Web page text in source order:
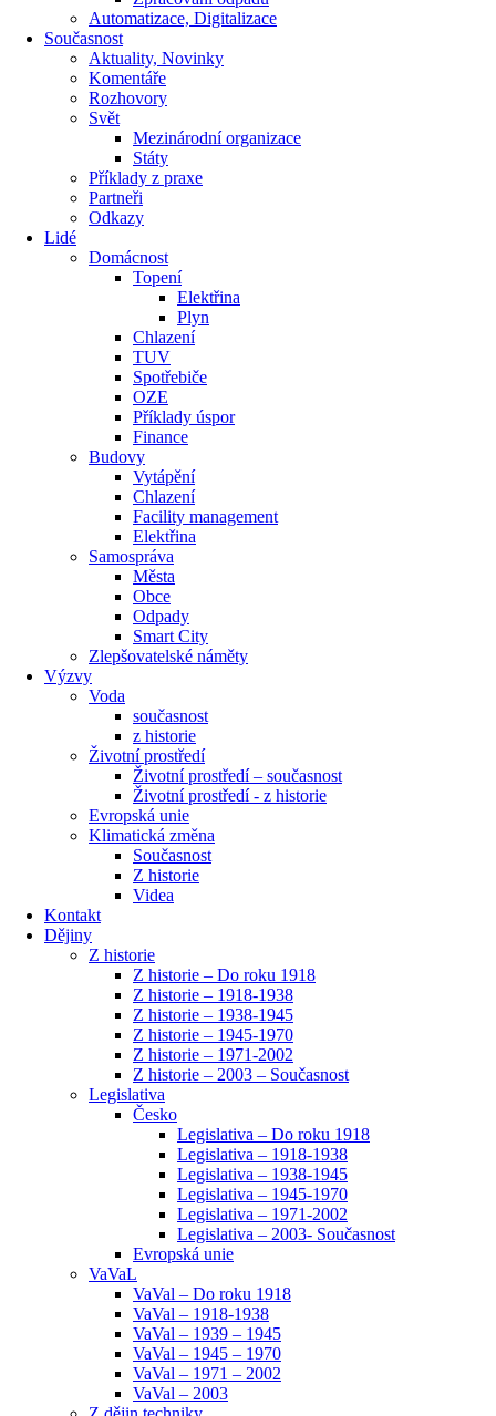
Automatizace, Digitalizace
Současnost
Aktuality, Novinky
Komentáře
Rozhovory
Svět
Mezinárodní organizace
Státy
Příklady z praxe
Partneři
Odkazy
Lidé
Domácnost
Topení
Elektřina
Plyn
Chlazení
TUV
Spotřebiče
OZE
Příklady úspor
Finance
Budovy
Vytápění
Chlazení
Facility management
Elektřina
Samospráva
Města
Obce
Odpady
Smart City
Zlepšovatelské náměty
Výzvy
Voda
současnost
z historie
Životní prostředí
Životní prostředí – současnost
Životní prostředí ​- z historie
Evropská unie
Klimatická změna
Současnost
Z historie
Videa
Kontakt
Dějiny
Z historie
Z historie – Do roku 1918
Z historie – 1918-1938
Z historie – 1938-1945
Z historie – 1945-1970
Z historie – 1971-2002
Z historie – 2003 – Současnost
Legislativa
Česko
Legislativa – Do roku 1918
Legislativa – 1918-1938
Legislativa – 1938-1945
Legislativa – 1945-1970
Legislativa – 1971-2002
Legislativa – 2003- Současnost
Evropská unie
VaVaL
VaVal – Do roku 1918
VaVal – 1918-1938
VaVal – 1939 – 1945
VaVal – 1945 – 1970
VaVal – 1971 – 2002
VaVal – 2003